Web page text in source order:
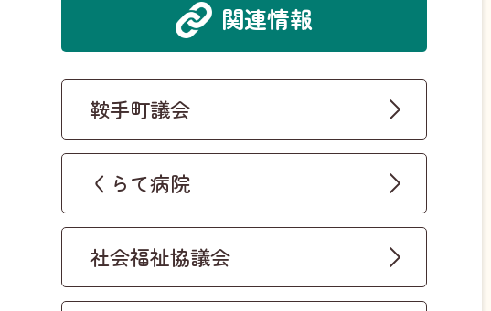
関連情報
鞍手町議会
くらて病院
社会福祉協議会